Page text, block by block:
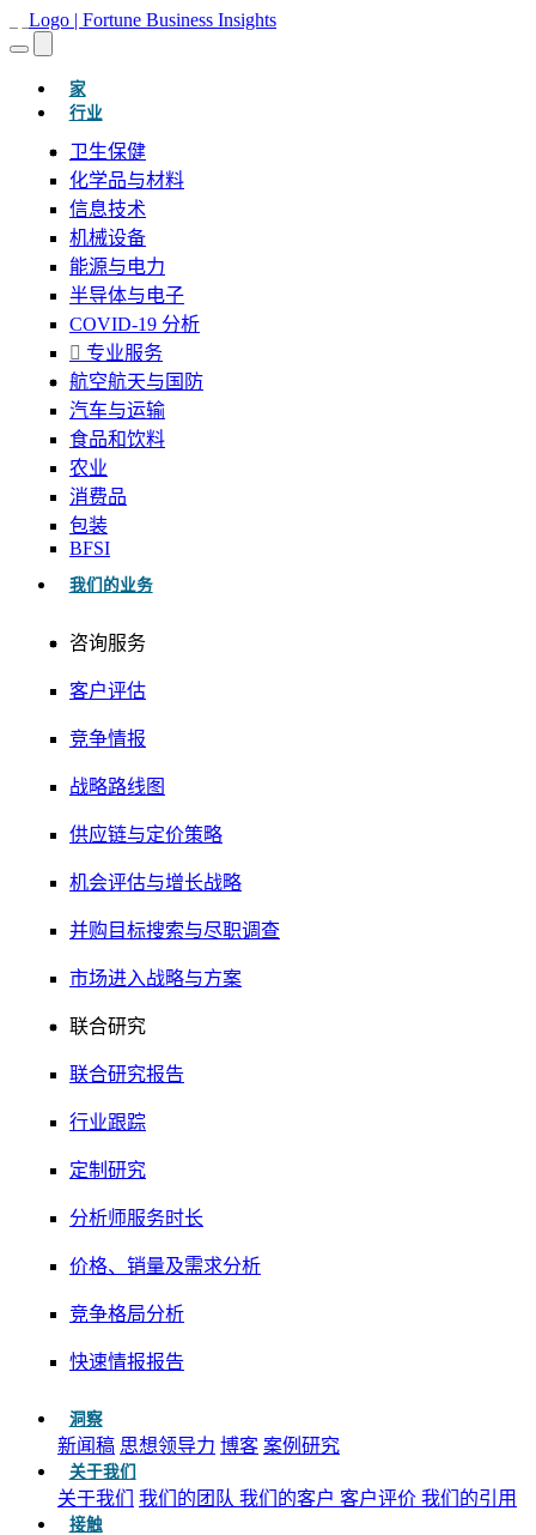
家(当前的)
行业
卫生保健
化学品与材料
信息技术
机械设备
能源与电力
半导体与电子
COVID-19 分析
专业服务
航空航天与国防
汽车与运输
食品和饮料
农业
消费品
包装
BFSI
我们的业务
咨询服务
客户评估
竞争情报
战略路线图
供应链与定价策略
机会评估与增长战略
并购目标搜索与尽职调查
市场进入战略与方案
联合研究
联合研究报告
行业跟踪
定制研究
分析师服务时长
价格、销量及需求分析
竞争格局分析
快速情报报告
洞察
新闻稿 思想领导力 博客 案例研究
关于我们
关于我们 我们的团队 我们的客户 客户评价 我们的引用
接触